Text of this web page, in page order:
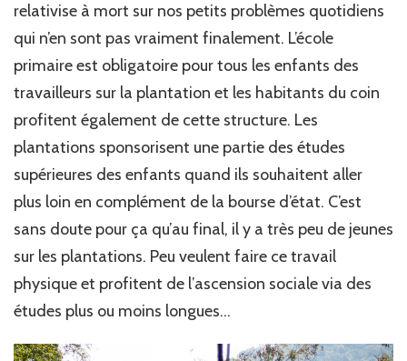
relativise à mort sur nos petits problèmes quotidiens
qui n’en sont pas vraiment finalement. L’école
primaire est obligatoire pour tous les enfants des
travailleurs sur la plantation et les habitants du coin
profitent également de cette structure. Les
plantations sponsorisent une partie des études
supérieures des enfants quand ils souhaitent aller
plus loin en complément de la bourse d’état. C’est
sans doute pour ça qu’au final, il y a très peu de jeunes
sur les plantations. Peu veulent faire ce travail
physique et profitent de l’ascension sociale via des
études plus ou moins longues…